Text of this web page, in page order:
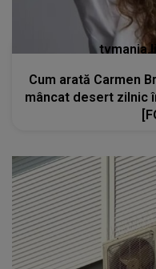
Cum arată Carmen
mâncat desert zilnic